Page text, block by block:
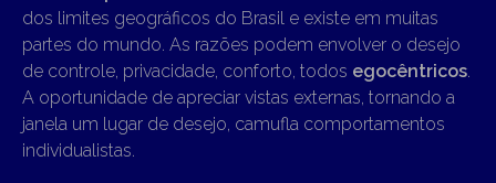
dos limites geográficos do Brasil e existe em muitas
partes do mundo. As razões podem envolver o desejo
de controle, privacidade, conforto, todos egocêntricos.
A oportunidade de apreciar vistas externas, tornando a
janela um lugar de desejo, camufla comportamentos
individualistas.